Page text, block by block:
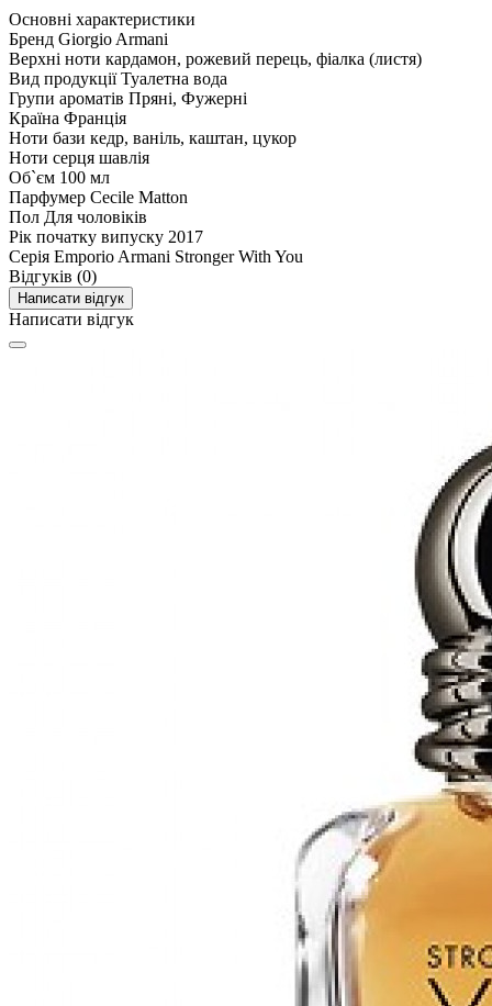
Основні характеристики
Бренд Giorgio Armani
Верхні ноти кардамон, рожевий перець, фіалка (листя)
Вид продукції Туалетна вода
Групи ароматів Пряні, Фужерні
Країна Франція
Ноти бази кедр, ваніль, каштан, цукор
Ноти серця шавлія
Об`єм 100 мл
Парфумер Cecile Matton
Пол Для чоловіків
Рік початку випуску 2017
Серія Emporio Armani Stronger With You
Відгуків (0)
Написати відгук
Написати відгук